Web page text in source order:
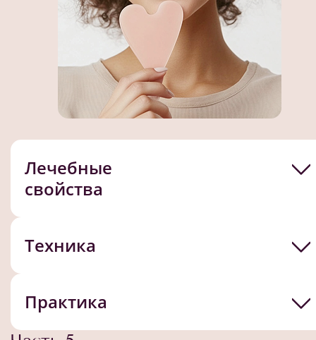
Лечебные
свойства
Техника
Практика